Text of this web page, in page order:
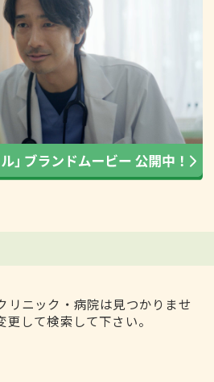
リニック・病院は見つかりませ
して検索して下さい。